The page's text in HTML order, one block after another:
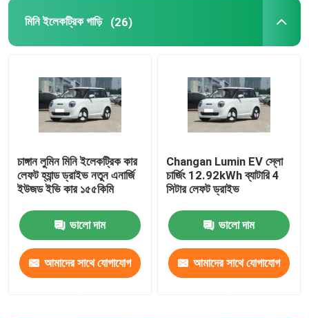
মিনি ইলেকট্রিক গাড়ি (26)
চাঙ্গান লুমিন মিনি ইলেকট্রিক কার
লেফট হ্যান্ড ড্রাইভ নতুন এনার্জি
ইউজড ইভি কার ১৫৫কিমি
ভালো দাম
আমাদের সাথে যোগাযোগ
Changan Lumin EV স্লো
চার্জিং 12.92kWh ব্যাটারি 4
সিটার লেফট ড্রাইভ
ভালো দাম
আমাদের সাথে যোগাযোগ